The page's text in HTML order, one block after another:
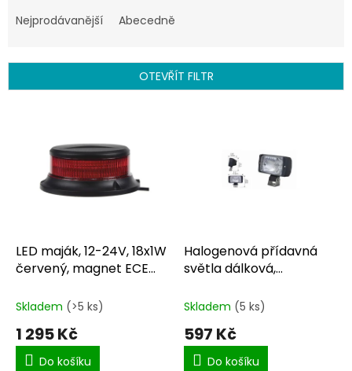
e
í
r
Nejprodávanější
Abecedně
OTEVŘÍT FILTR
d
u
LED maják, 12-24V, 18x1W
červený, magnet ECE
Skladem (>5 ks)
1 295 Kč
Do košíku
Halogenová přídavná
světla dálková,
Skladem (5 ks)
597 Kč
Do košíku